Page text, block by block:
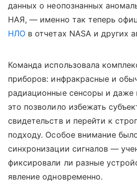
данных о неопознанных
НАЯ, — именно так теперь
НЛО в отчетах NASA и других
Команда использовала
приборов: инфракрасные и
радиационные сенсоры и даже
это позволило избежать
свидетельств и перейти к
подходу. Особое внимание
синхронизации сигналов —
фиксировали ли разные
явление одновременно.